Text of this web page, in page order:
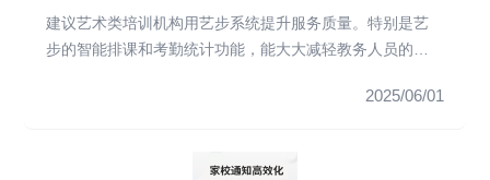
建议艺术类培训机构用艺步系统提升服务质量。特别是艺
步的智能排课和考勤统计功能，能大大减轻教务人员的工
2025/06/01